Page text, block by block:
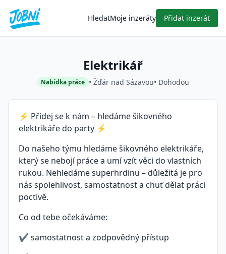
HledatMoje inzeráty Přidat inzerát
Elektrikář
Nabídka práce • Žďár nad Sázavou• Dohodou
⚡ Přidej se k nám – hledáme šikovného
elektrikáře do party ⚡
Do našeho týmu hledáme šikovného elektrikáře,
který se nebojí práce a umí vzít věci do vlastních
rukou. Nehledáme superhrdinu – důležitá je pro
nás spolehlivost, samostatnost a chuť dělat práci
poctivě.
Co od tebe očekáváme:
✔ samostatnost a zodpovědný přístup